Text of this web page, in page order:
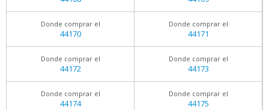
Donde comprar el
44170
Donde comprar el
44171
Donde comprar el
44172
Donde comprar el
44173
Donde comprar el
44174
Donde comprar el
44175